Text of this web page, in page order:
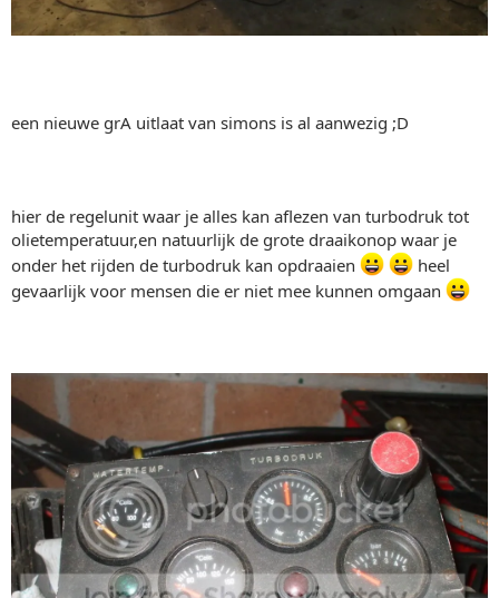
een nieuwe grA uitlaat van simons is al aanwezig ;D
hier de regelunit waar je alles kan aflezen van turbodruk tot
olietemperatuur,en natuurlijk de grote draaikonop waar je
onder het rijden de turbodruk kan opdraaien
heel
gevaarlijk voor mensen die er niet mee kunnen omgaan